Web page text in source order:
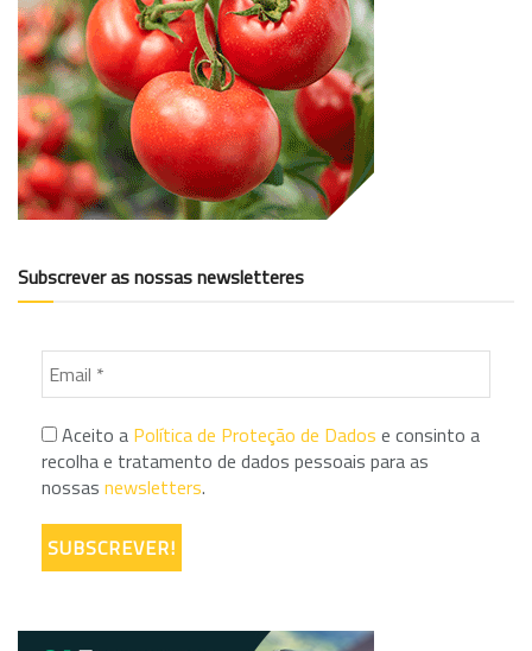
Subscrever as nossas newsletteres
Aceito a Política de Proteção de Dados e consinto a
recolha e tratamento de dados pessoais para as
nossas newsletters.